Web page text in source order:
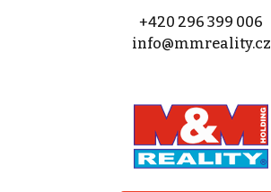
+420 296 399 006
info@mmreality.cz